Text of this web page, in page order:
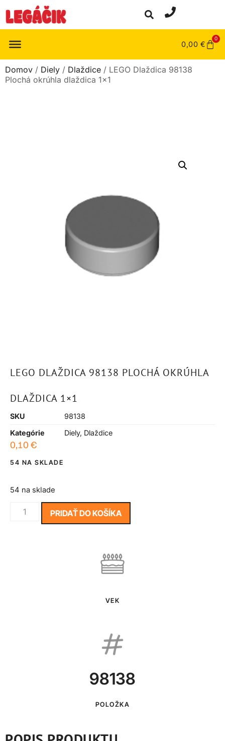
0,00 €
0
Domov / Diely / Dlaždice / LEGO Dlaždica 98138
Plochá okrúhla dlaždica 1×1
LEGO DLAŽDICA 98138 PLOCHÁ OKRÚHLA
DLAŽDICA 1×1
SKU
98138
Kategórie
Diely, Dlaždice
0,10 €
54 NA SKLADE
54 na sklade
PRIDAŤ DO KOŠÍKA
VEK
98138
POLOŽKA